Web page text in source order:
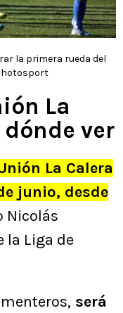
la primera rueda del
La
ver
La Calera
junio, desde
Nicolás
la Liga de
será